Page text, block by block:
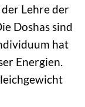
Lehre der
Doshas sind
hat
Energien.